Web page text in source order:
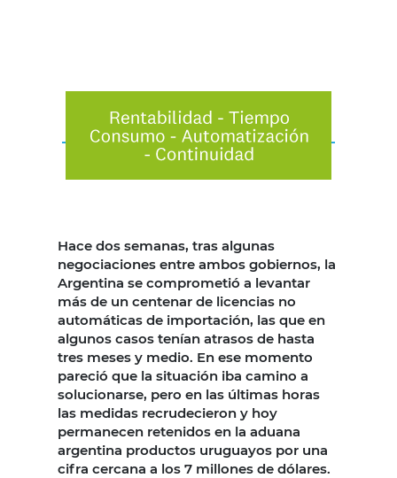
Hace dos semanas, tras algunas
negociaciones entre ambos gobiernos, la
Argentina se comprometió a levantar
más de un centenar de licencias no
automáticas de importación, las que en
algunos casos tenían atrasos de hasta
tres meses y medio. En ese momento
pareció que la situación iba camino a
solucionarse, pero en las últimas horas
las medidas recrudecieron y hoy
permanecen retenidos en la aduana
argentina productos uruguayos por una
cifra cercana a los 7 millones de dólares.